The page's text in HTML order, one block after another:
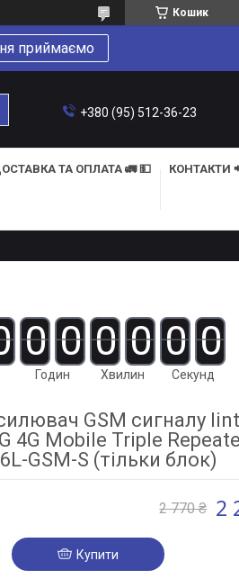
Кошик
приймаємо
+380 (95) 512-36-23
ТА ОПЛАТА 🚛 💵 КОНТАКТИ
0 0
Годин
0 0
Хвилин
0 0
Секунд
GSM сигналу
4G Mobile Triple
GSM-S (тільки блок)
2 770 ₴ 2
Купити